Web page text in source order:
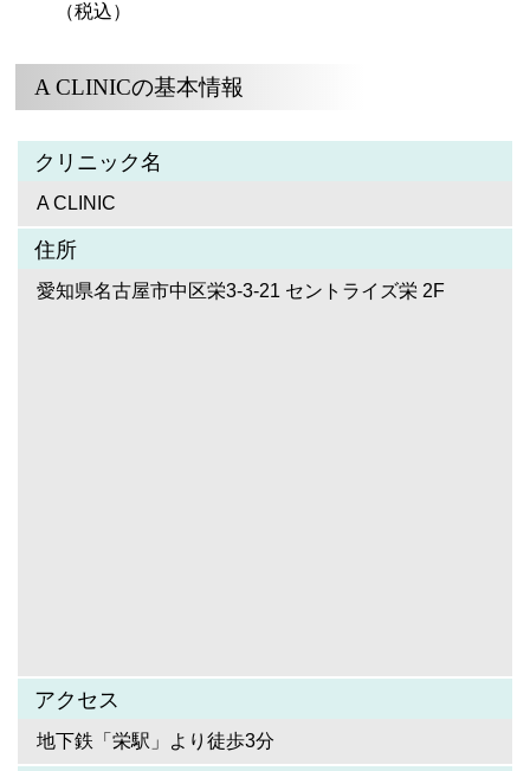
（税込）
A CLINICの基本情報
クリニック名
A CLINIC
住所
愛知県名古屋市中区栄3-3-21 セントライズ栄 2F
アクセス
地下鉄「栄駅」より徒歩3分